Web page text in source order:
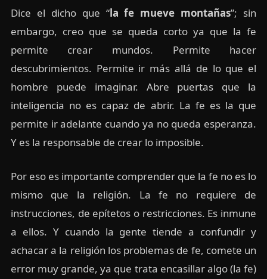
Dice el dicho que “la fe mueve montañas”; sin
embargo, creo que se queda corto ya que la fe
permite crear mundos. Permite hacer
descubrimientos. Permite ir más allá de lo que el
hombre puede imaginar. Abre puertas que la
inteligencia no es capaz de abrir. La fe es la que
permite ir adelante cuando ya no queda esperanza.
Y es la responsable de crear lo imposible.
Por eso es importante comprender que la fe no es lo
mismo que la religión. La fe no requiere de
instrucciones, de epítetos o restricciones. Es inmune
a ellos. Y cuando la gente tiende a confundir y
achacar a la religión los problemas de fe, comete un
error muy grande, ya que trata encasillar algo (la fe)